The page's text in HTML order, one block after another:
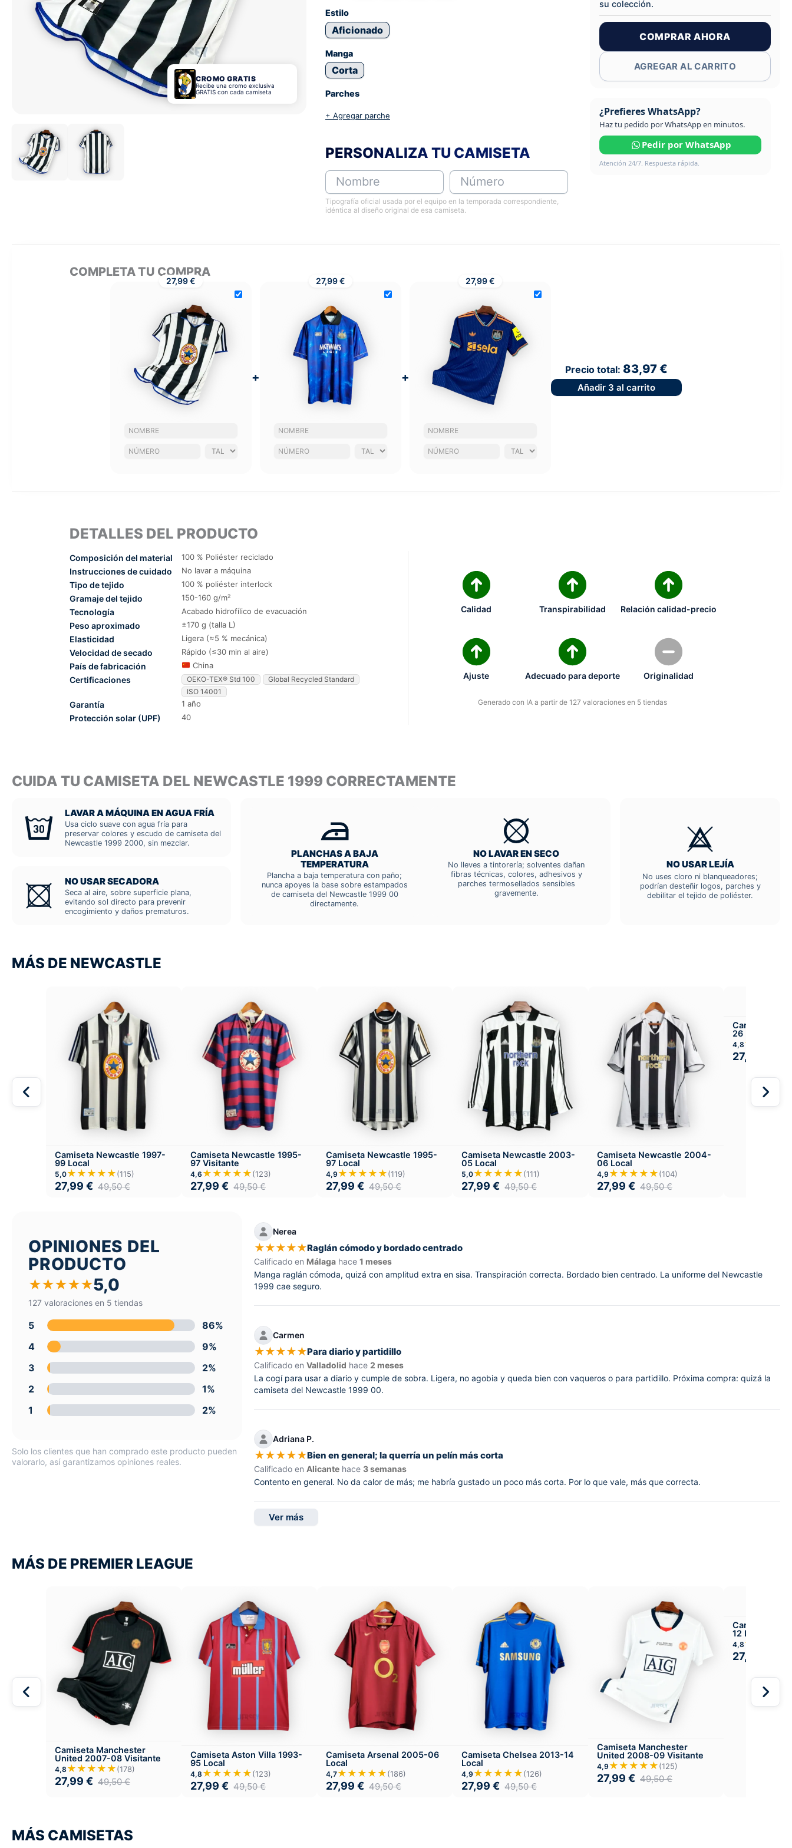
CROMO GRATIS
Recibe una cromo exclusiva
GRATIS con cada camiseta
Estilo
Aficionado
Manga
Corta
Parches
+ Agregar parche
PERSONALIZA TU CAMISETA
Nombre Número
Tipografía oficial usada por el equipo en la temporada correspondiente,
idéntica al diseño original de esa camiseta.
su colección.
COMPRAR AHORA
AGREGAR AL CARRITO
¿Prefieres WhatsApp?
Haz tu pedido por WhatsApp en minutos.
Pedir por WhatsApp
Atención 24/7. Respuesta rápida.
COMPLETA TU COMPRA
27,99 €
+
27,99 €
+
27,99 €
Precio total: 83,97 €
Añadir 3 al carrito
DETALLES DEL PRODUCTO
Composición del material 100 % Poliéster reciclado
Instrucciones de cuidado No lavar a máquina
Tipo de tejido 100 % poliéster interlock
Gramaje del tejido 150-160 g/m²
Tecnología Acabado hidrofílico de evacuación
Peso aproximado ±170 g (talla L)
Elasticidad Ligera (≈5 % mecánica)
Velocidad de secado Rápido (≤30 min al aire)
País de fabricación China
Certificaciones OEKO-TEX® Std 100
Global Recycled Standard
ISO 14001
Garantía 1 año
Protección solar (UPF) 40
Calidad Transpirabilidad Relación calidad-precio
Ajuste Adecuado para deporte Originalidad
Generado con IA a partir de 127 valoraciones en 5 tiendas
CUIDA TU CAMISETA DEL NEWCASTLE 1999 CORRECTAMENTE
LAVAR A MÁQUINA EN AGUA FRÍA
Usa ciclo suave con agua fría para
preservar colores y escudo de camiseta del
Newcastle 1999 2000, sin mezclar.
NO USAR SECADORA
Seca al aire, sobre superficie plana,
evitando sol directo para prevenir
encogimiento y daños prematuros.
PLANCHAS A BAJA
TEMPERATURA
Plancha a baja temperatura con paño;
nunca apoyes la base sobre estampados
de camiseta del Newcastle 1999 00
directamente.
NO LAVAR EN SECO
No lleves a tintorería; solventes dañan
fibras técnicas, colores, adhesivos y
parches termosellados sensibles
gravemente.
NO USAR LEJÍA
No uses cloro ni blanqueadores;
podrían desteñir logos, parches y
debilitar el tejido de poliéster.
MÁS DE NEWCASTLE
Camiseta Newcastle 1997-
99 Local
5,0★★★★★(115)
27,99 € 49,50€
Camiseta Newcastle 1995-
97 Visitante
4,6 ★★★★★(123)
27,99 € 49,50€
Camiseta Newcastle 1995-
97 Local
4,9 ★★★★★(119)
27,99 € 49,50€
Camiseta Newcastle 2003-
05 Local
5,0★★★★★(111)
27,99 € 49,50€
Camiseta Newcastle 2004-
06 Local
4,9 ★★★★★(104)
27,99 € 49,50€
Camiseta
26 Local
4,8
27,99
OPINIONES DEL
PRODUCTO
★★★★★5,0
127 valoraciones en 5 tiendas
5
86%
4
9%
3
2%
2
1%
1
2%
Solo los clientes que han comprado este producto pueden
valorarlo, así garantizamos opiniones reales.
Nerea
★★★★★Raglán cómodo y bordado centrado
Calificado en Málaga hace1 meses
Manga raglán cómoda, quizá con amplitud extra en sisa. Transpiración correcta. Bordado bien centrado. La uniforme del Newcastle
1999 cae seguro.
Carmen
★★★★★Para diario y partidillo
Calificado enValladolid hace2 meses
La cogí para usar a diario y cumple de sobra. Ligera, no agobia y queda bien con vaqueros o para partidillo. Próxima compra: quizá la
camiseta del Newcastle 1999 00.
Adriana P.
★★★★★Bien en general; la querría un pelín más corta
Calificado en Alicante hace 3 semanas
Contento en general. No da calor de más; me habría gustado un poco más corta. Por lo que vale, más que correcta.
Ver más
MÁS DE PREMIER LEAGUE
Camiseta Manchester
United 2007-08 Visitante
4,8 ★★★★★(178)
27,99 € 49,50€
Camiseta Aston Villa 1993-
95 Local
4,8 ★★★★★(123)
27,99 € 49,50€
Camiseta Arsenal 2005-06
Local
4,7★★★★★(186)
27,99 € 49,50€
Camiseta Chelsea 2013-14
Local
4,9 ★★★★★(126)
27,99 € 49,50€
Camiseta Manchester
United 2008-09 Visitante
4,9 ★★★★★(125)
27,99 € 49,50€
Camiseta
12 Local
4,8
27,99
MÁS CAMISETAS